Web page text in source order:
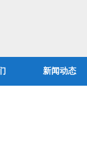
新闻动态